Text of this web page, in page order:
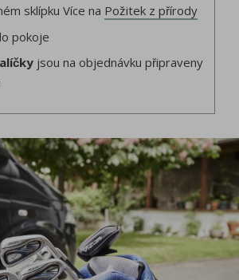
sklípku Více na Požitek z přírody
pokoje
jsou na objednávku připraveny